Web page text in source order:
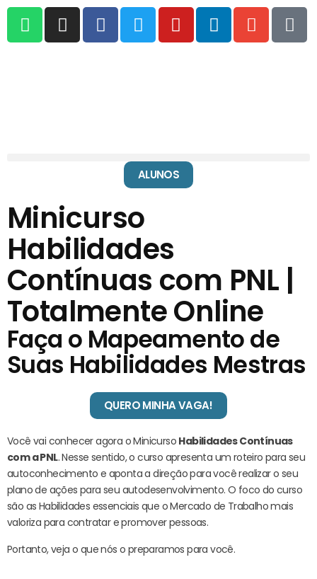
ALUNOS
Minicurso
Habilidades
Contínuas com PNL |
Totalmente Online
Faça o Mapeamento de
Suas Habilidades Mestras
QUERO MINHA VAGA!
Você vai conhecer agora o Minicurso Habilidades Contínuas
com a PNL. Nesse sentido, o curso apresenta um roteiro para seu
autoconhecimento e aponta a direção para você realizar o seu
plano de ações para seu autodesenvolvimento. O foco do curso
são as Habilidades essenciais que o Mercado de Trabalho mais
valoriza para contratar e promover pessoas.
Portanto, veja o que nós o preparamos para você.